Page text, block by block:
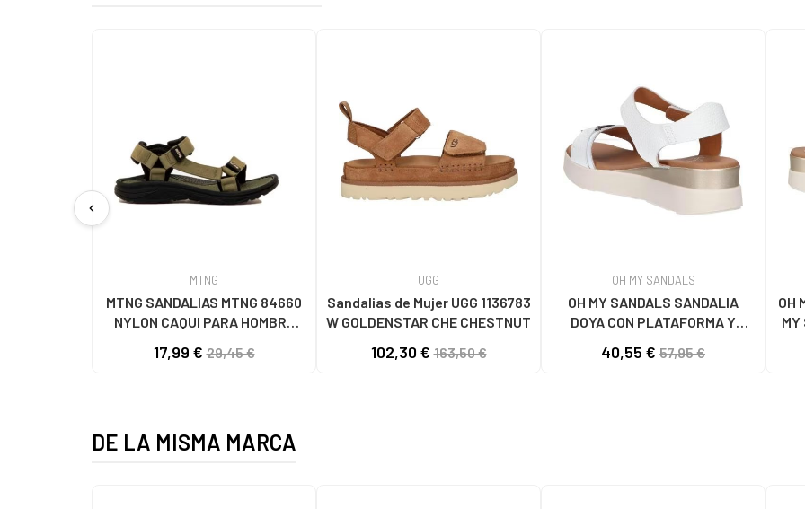
chevron_left
MTNG
MTNG SANDALIAS MTNG 84660
NYLON CAQUI PARA HOMBRE
17,99 €29,45 €
UGG
Sandalias de Mujer UGG 1136783
W GOLDENSTAR CHE CHESTNUT
102,30 €163,50 €
OH MY SANDALS
OH MY SANDALS SANDALIA
DOYA CON PLATAFORMA Y
BLANCO
40,55 € 57,95 €
OH
MY
DE LA MISMA MARCA